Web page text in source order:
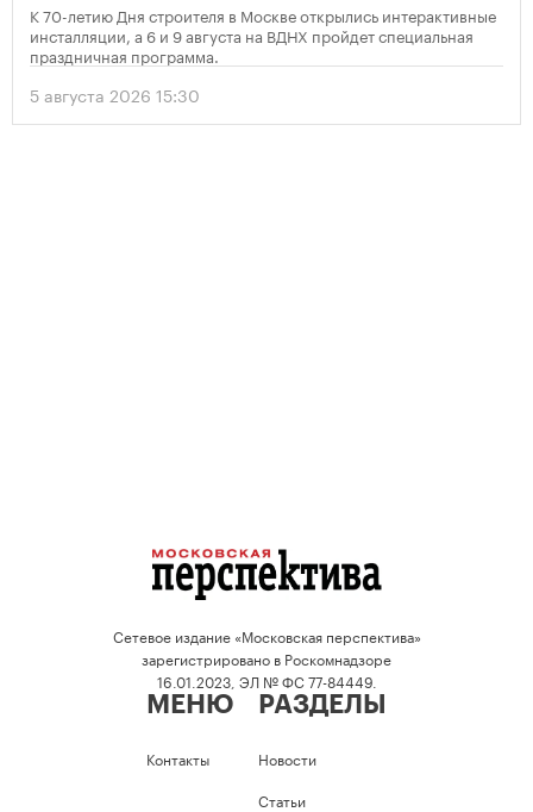
К 70-летию Дня строителя в Москве открылись интерактивные
инсталляции, а 6 и 9 августа на ВДНХ пройдет специальная
праздничная программа.
5 августа 2026 15:30
Сетевое издание «Московская перспектива»
зарегистрировано в Роскомнадзоре
16.01.2023, ЭЛ № ФС 77-84449.
МЕНЮ
Контакты
РАЗДЕЛЫ
Новости
Статьи